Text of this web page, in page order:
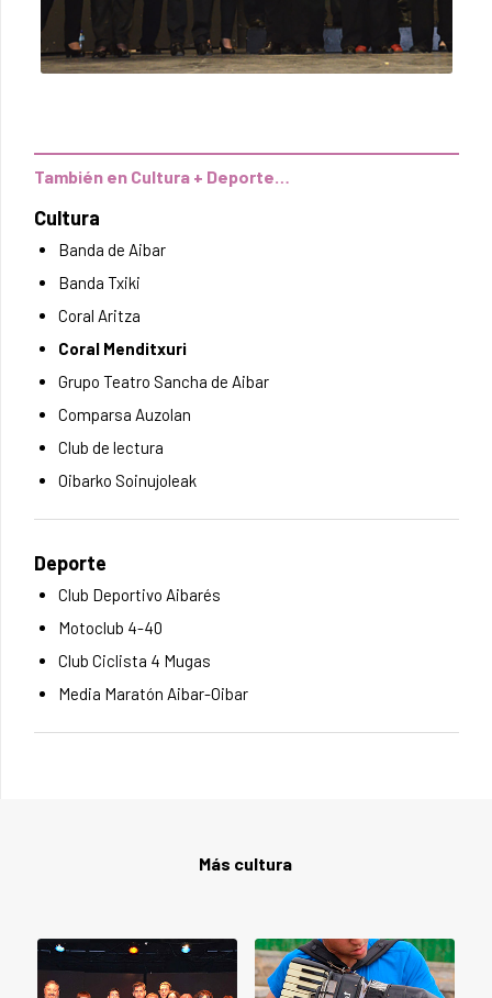
También en Cultura + Deporte…
Cultura
Banda de Aibar
Banda Txiki
Coral Aritza
Coral Menditxuri
Grupo Teatro Sancha de Aibar
Comparsa Auzolan
Club de lectura
Oibarko Soinujoleak
Deporte
Club Deportivo Aibarés
Motoclub 4-40
Club Ciclista 4 Mugas
Media Maratón Aibar-Oibar
Más cultura